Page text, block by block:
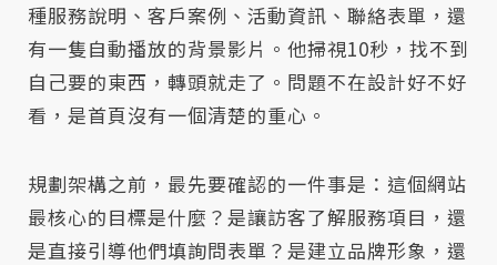
種服務說明、客戶案例、活動資訊、聯絡表單，還
有一隻自動播放的背景影片。他掃視10秒，找不到
自己要的東西，轉頭就走了。問題不在設計好不好
看，是首頁沒有一個清楚的重心。
規劃架構之前，最先要確認的一件事是：這個網站
最核心的目標是什麼？是讓訪客了解服務項目，還
是直接引導他們填詢問表單？是建立品牌形象，還